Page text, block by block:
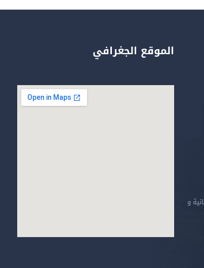
و
الموقع الجغرافي